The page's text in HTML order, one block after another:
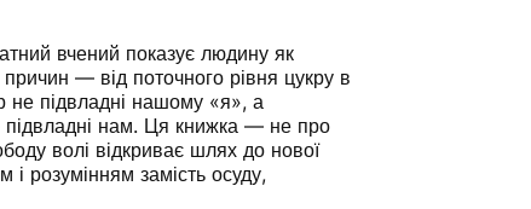
вчений показує людину як
— від поточного рівня цукру в
не підвладні нашому «я», а
підвладні нам. Ця книжка — не про
волі відкриває шлях до нової
і розумінням замість осуду,